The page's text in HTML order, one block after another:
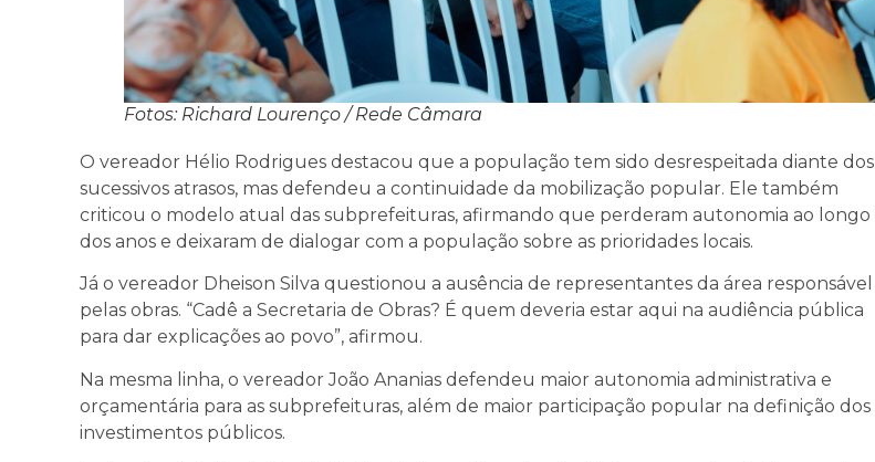
Fotos: Richard Lourenço / Rede Câmara
O vereador Hélio Rodrigues destacou que a população tem sido desrespeitada diante dos
sucessivos atrasos, mas defendeu a continuidade da mobilização popular. Ele também
criticou o modelo atual das subprefeituras, afirmando que perderam autonomia ao longo
dos anos e deixaram de dialogar com a população sobre as prioridades locais.
Já o vereador Dheison Silva questionou a ausência de representantes da área responsável
pelas obras. “Cadê a Secretaria de Obras? É quem deveria estar aqui na audiência pública
para dar explicações ao povo”, afirmou.
Na mesma linha, o vereador João Ananias defendeu maior autonomia administrativa e
orçamentária para as subprefeituras, além de maior participação popular na definição dos
investimentos públicos.